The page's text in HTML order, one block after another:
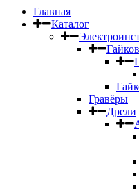
Главная
Каталог
Гравёры
Дрели